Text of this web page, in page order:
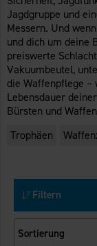
Jagdgruppe und
Messern. Und
und dich um deine
preiswerte
Vakuumbeutel,
die Waffenpflege –
Lebensdauer
Bürsten und
Trophäen
Filtern
Sortierung